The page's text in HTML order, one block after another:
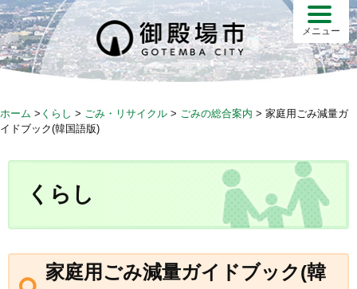
S
k
i
p
c
メニュー
ホーム > くらし > ごみ・リサイクル > ごみの総合案内 > 家庭用ごみ減量ガ
イドブック(韓国語版)
くらし
家庭用ごみ減量ガイドブック(韓